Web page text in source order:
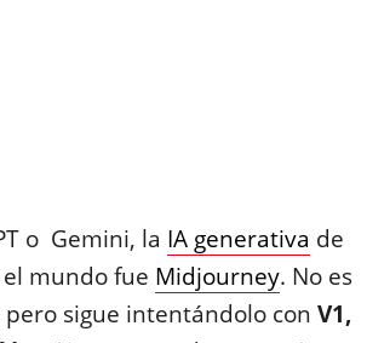
o Gemini, la IA generativa de
mundo fue Midjourney. No es
sigue intentándolo con V1,